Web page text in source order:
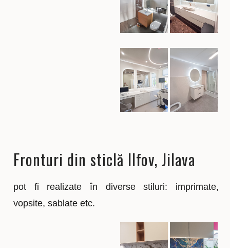
Fronturi din sticlă Ilfov, Jilava
pot fi realizate în diverse stiluri: imprimate,
vopsite, sablate etc.